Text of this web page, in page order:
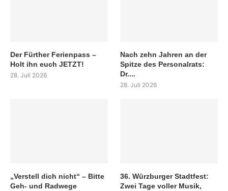
Der Fürther Ferienpass –
Holt ihn euch JETZT!
28. Juli 2026
Nach zehn Jahren an der
Spitze des Personalrats:
Dr....
28. Juli 2026
„Verstell dich nicht“ – Bitte
Geh- und Radwege
36. Würzburger Stadtfest:
Zwei Tage voller Musik,